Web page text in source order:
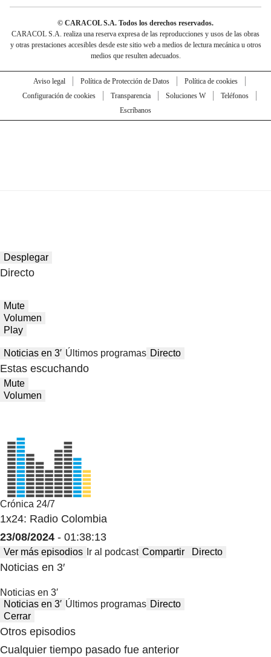
© CARACOL S.A. Todos los derechos reservados.
CARACOL S.A. realiza una reserva expresa de las reproducciones y usos de las obras
y otras prestaciones accesibles desde este sitio web a medios de lectura mecánica u otros
medios que resulten adecuados.
Aviso legal Política de Protección de Datos
Política de cookies
Configuración de cookies
Transparencia Soluciones W
Teléfonos
Escríbanos
Desplegar
Directo
Mute
Volumen
Play
Noticias en 3′ Últimos programas Directo
Estas escuchando
Mute
Volumen
Crónica 24/7
1x24: Radio Colombia
23/08/2024 - 01:38:13
Ver más episodios Ir al podcast Compartir Directo
Noticias en 3′
Noticias en 3′
Noticias en 3′ Últimos programas Directo
Cerrar
Otros episodios
Cualquier tiempo pasado fue anterior